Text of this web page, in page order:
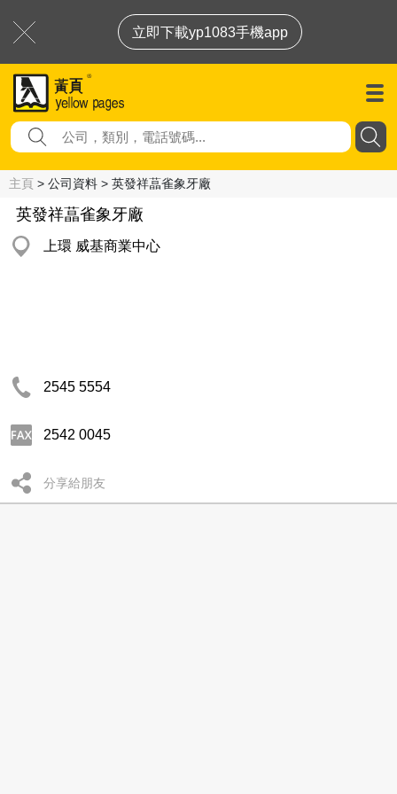
立即下載yp1083手機app
主頁 > 公司資料 > 英發祥蕌雀象牙廠
英發祥蕌雀象牙廠
上環 威基商業中心
2545 5554
2542 0045
分享給朋友